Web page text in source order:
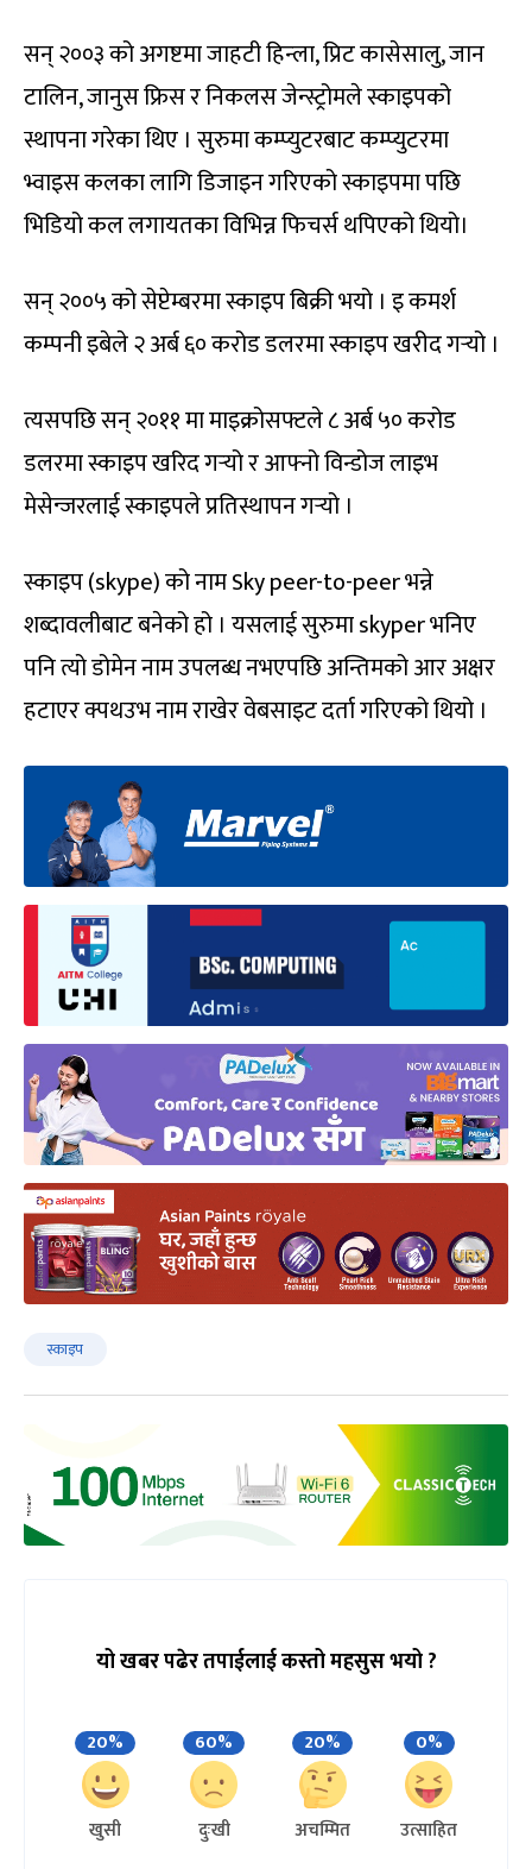
सन् २००३ को अगष्टमा जाहटी हिन्ला, प्रिट कासेसालु, जान
टालिन, जानुस फ्रिस र निकलस जेन्स्ट्रोमले स्काइपको
स्थापना गरेका थिए । सुरुमा कम्प्युटरबाट कम्प्युटरमा
भ्वाइस कलका लागि डिजाइन गरिएको स्काइपमा पछि
भिडियो कल लगायतका विभिन्न फिचर्स थपिएको थियो।
सन् २००५ को सेप्टेम्बरमा स्काइप बिक्री भयो । इ कमर्श
कम्पनी इबेले २ अर्ब ६० करोड डलरमा स्काइप खरीद गर्‍यो ।
त्यसपछि सन् २०११ मा माइक्रोसफ्टले ८ अर्ब ५० करोड
डलरमा स्काइप खरिद गर्‍यो र आफ्नो विन्डोज लाइभ
मेसेन्जरलाई स्काइपले प्रतिस्थापन गर्‍यो ।
स्काइप (skype) को नाम Sky peer-to-peer भन्ने
शब्दावलीबाट बनेको हो । यसलाई सुरुमा skyper भनिए
पनि त्यो डोमेन नाम उपलब्ध नभएपछि अन्तिमको आर अक्षर
हटाएर क्पथउभ नाम राखेर वेबसाइट दर्ता गरिएको थियो ।
स्काइप
यो खबर पढेर तपाईलाई कस्तो महसुस भयो ?
20%
खुसी
60%
दुःखी
20%
अचम्मित
0%
उत्साहित